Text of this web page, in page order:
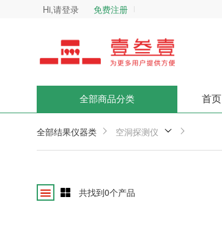
Hi,请登录 免费注册
全部商品分类 首页
全部结果仪器类 空洞探测仪
共找到0个产品